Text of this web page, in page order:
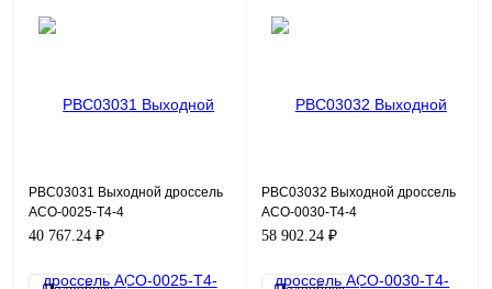
PBC03031 Выходной дроссель
ACO-0025-T4-4
40 767.24 ₽
PBC03032 Выходной дроссель
ACO-0030-T4-4
58 902.24 ₽